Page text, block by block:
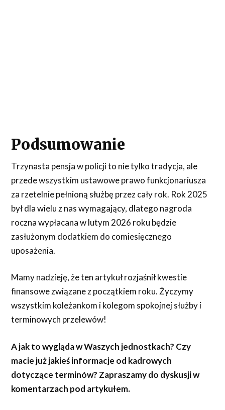
Podsumowanie
Trzynasta pensja w policji to nie tylko tradycja, ale
przede wszystkim ustawowe prawo funkcjonariusza
za rzetelnie pełnioną służbę przez cały rok. Rok 2025
był dla wielu z nas wymagający, dlatego nagroda
roczna wypłacana w lutym 2026 roku będzie
zasłużonym dodatkiem do comiesięcznego
uposażenia.
Mamy nadzieję, że ten artykuł rozjaśnił kwestie
finansowe związane z początkiem roku. Życzymy
wszystkim koleżankom i kolegom spokojnej służby i
terminowych przelewów!
A jak to wygląda w Waszych jednostkach? Czy
macie już jakieś informacje od kadrowych
dotyczące terminów? Zapraszamy do dyskusji w
komentarzach pod artykułem.